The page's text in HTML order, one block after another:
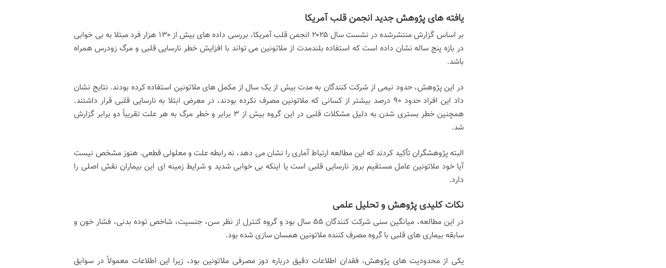
یافته های پژوهش جدید انجمن قلب آمریکا
بر اساس گزارش منتشرشده در نشست سال ۲۰۲۵ انجمن قلب آمریکا، بررسی داده های بیش از ۱۳۰ هزار فرد مبتلا به بی خوابی
در بازه پنج ساله نشان داده است که استفاده بلندمدت از ملاتونین می تواند با افزایش خطر نارسایی قلبی و مرگ زودرس همراه
باشد.
در این پژوهش، حدود نیمی از شرکت کنندگان به مدت بیش از یک سال از مکمل های ملاتونین استفاده کرده بودند. نتایج نشان
داد این افراد حدود ۹۰ درصد بیشتر از کسانی که ملاتونین مصرف نکرده بودند، در معرض ابتلا به نارسایی قلبی قرار داشتند.
همچنین خطر بستری شدن به دلیل مشکلات قلبی در این گروه بیش از ۳ برابر و خطر مرگ به هر علت تقریباً دو برابر گزارش
شد.
البته پژوهشگران تأکید کردند که این مطالعه ارتباط آماری را نشان می دهد، نه رابطه علت و معلولی قطعی. هنوز مشخص نیست
آیا خود ملاتونین عامل مستقیم بروز نارسایی قلبی است یا اینکه بی خوابی شدید و شرایط زمینه ای این بیماران نقش اصلی را
دارد.
نکات کلیدی پژوهش و تحلیل علمی
در این مطالعه، میانگین سنی شرکت کنندگان ۵۵ سال بود و گروه کنترل از نظر سن، جنسیت، شاخص توده بدنی، فشار خون و
سابقه بیماری های قلبی با گروه مصرف کننده ملاتونین همسان سازی شده بود.
یکی از محدودیت های پژوهش، فقدان اطلاعات دقیق درباره دوز مصرفی ملاتونین بود، زیرا این اطلاعات معمولاً در سوابق